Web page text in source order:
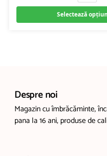
Selectează
Despre noi
Magazin cu îmbrăcăminte,
pana la 16 ani, produse de